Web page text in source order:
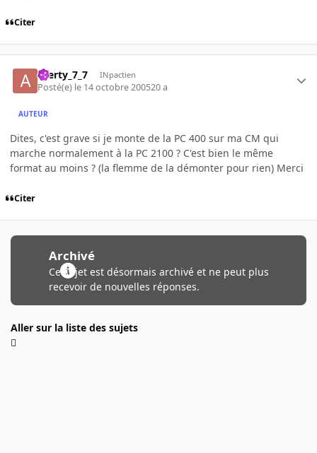
Citer
azerty_7_7 INpactien
Posté(e) le 14 octobre 200520 a
AUTEUR
Dites, c'est grave si je monte de la PC 400 sur ma CM qui
marche normalement à la PC 2100 ? C'est bien le même
format au moins ? (la flemme de la démonter pour rien) Merci
Citer
Archivé
Ce sujet est désormais archivé et ne peut plus
recevoir de nouvelles réponses.
Aller sur la liste des sujets